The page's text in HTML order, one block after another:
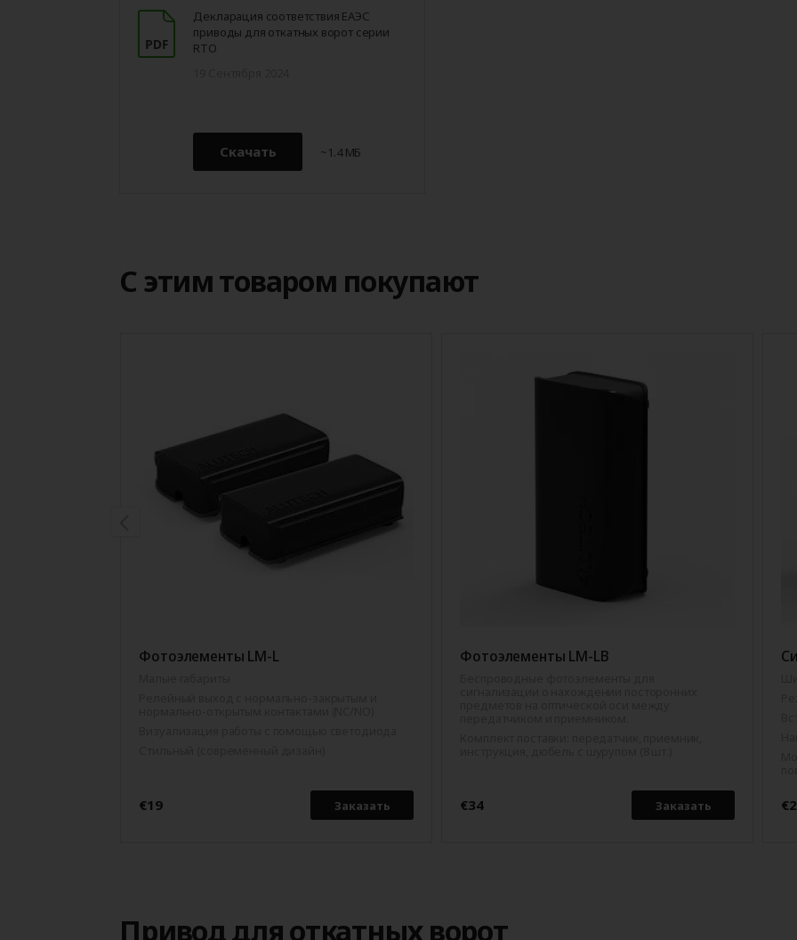
Декларация соответствия ЕАЭС
приводы для откатных ворот серии
RTO
Скачать ~1.4 МБ
С этим товаром покупают
Фотоэлементы LM-L
€19 Заказать
Фотоэлементы LM-LB
€34 Заказать
Привод для откатных ворот